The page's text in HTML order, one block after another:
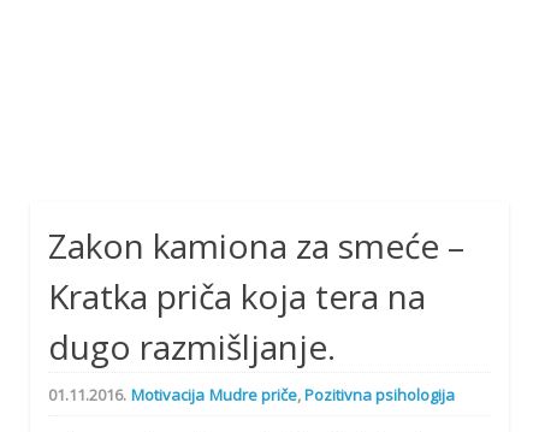
Zakon kamiona za smeće –
Kratka priča koja tera na
dugo razmišljanje.
01.11.2016. Motivacija Mudre priče,Pozitivna psihologija